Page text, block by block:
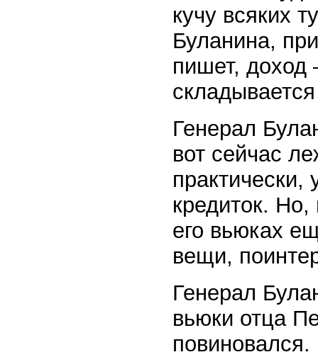
кучу всяких
Буланина,
пишет, доход
Генерал
вот сейчас
кредиток.
его вьюках
вещи,
Генерал
вьюки отца
повиновался.